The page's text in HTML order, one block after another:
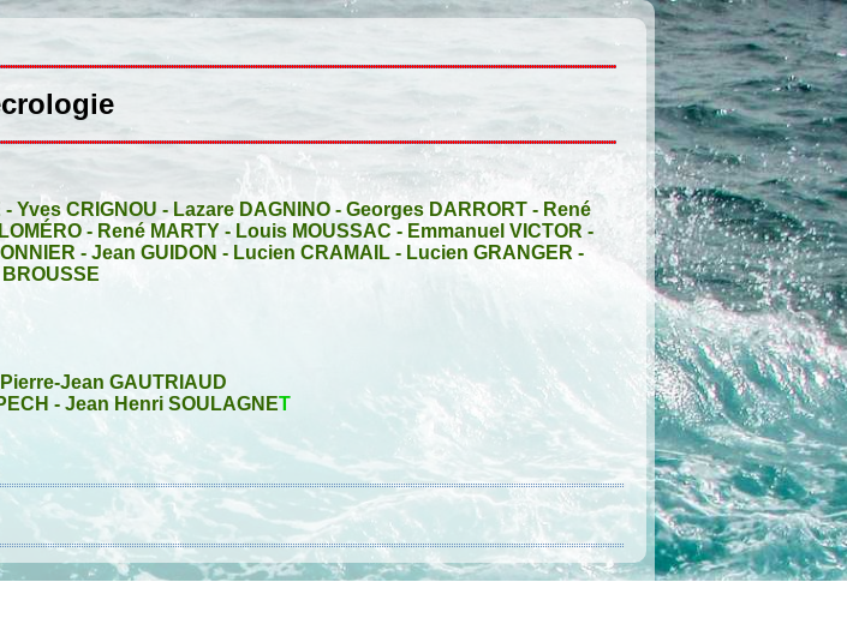
- Yves CRIGNOU - Lazare DAGNINO - Georges DARRORT - René
- René MARTY - Louis MOUSSAC - Emmanuel VICTOR -
- Jean GUIDON - Lucien CRAMAIL - Lucien GRANGER -
Pierre-Jean GAUTRIAUD
- Jean Henri SOULAGNET